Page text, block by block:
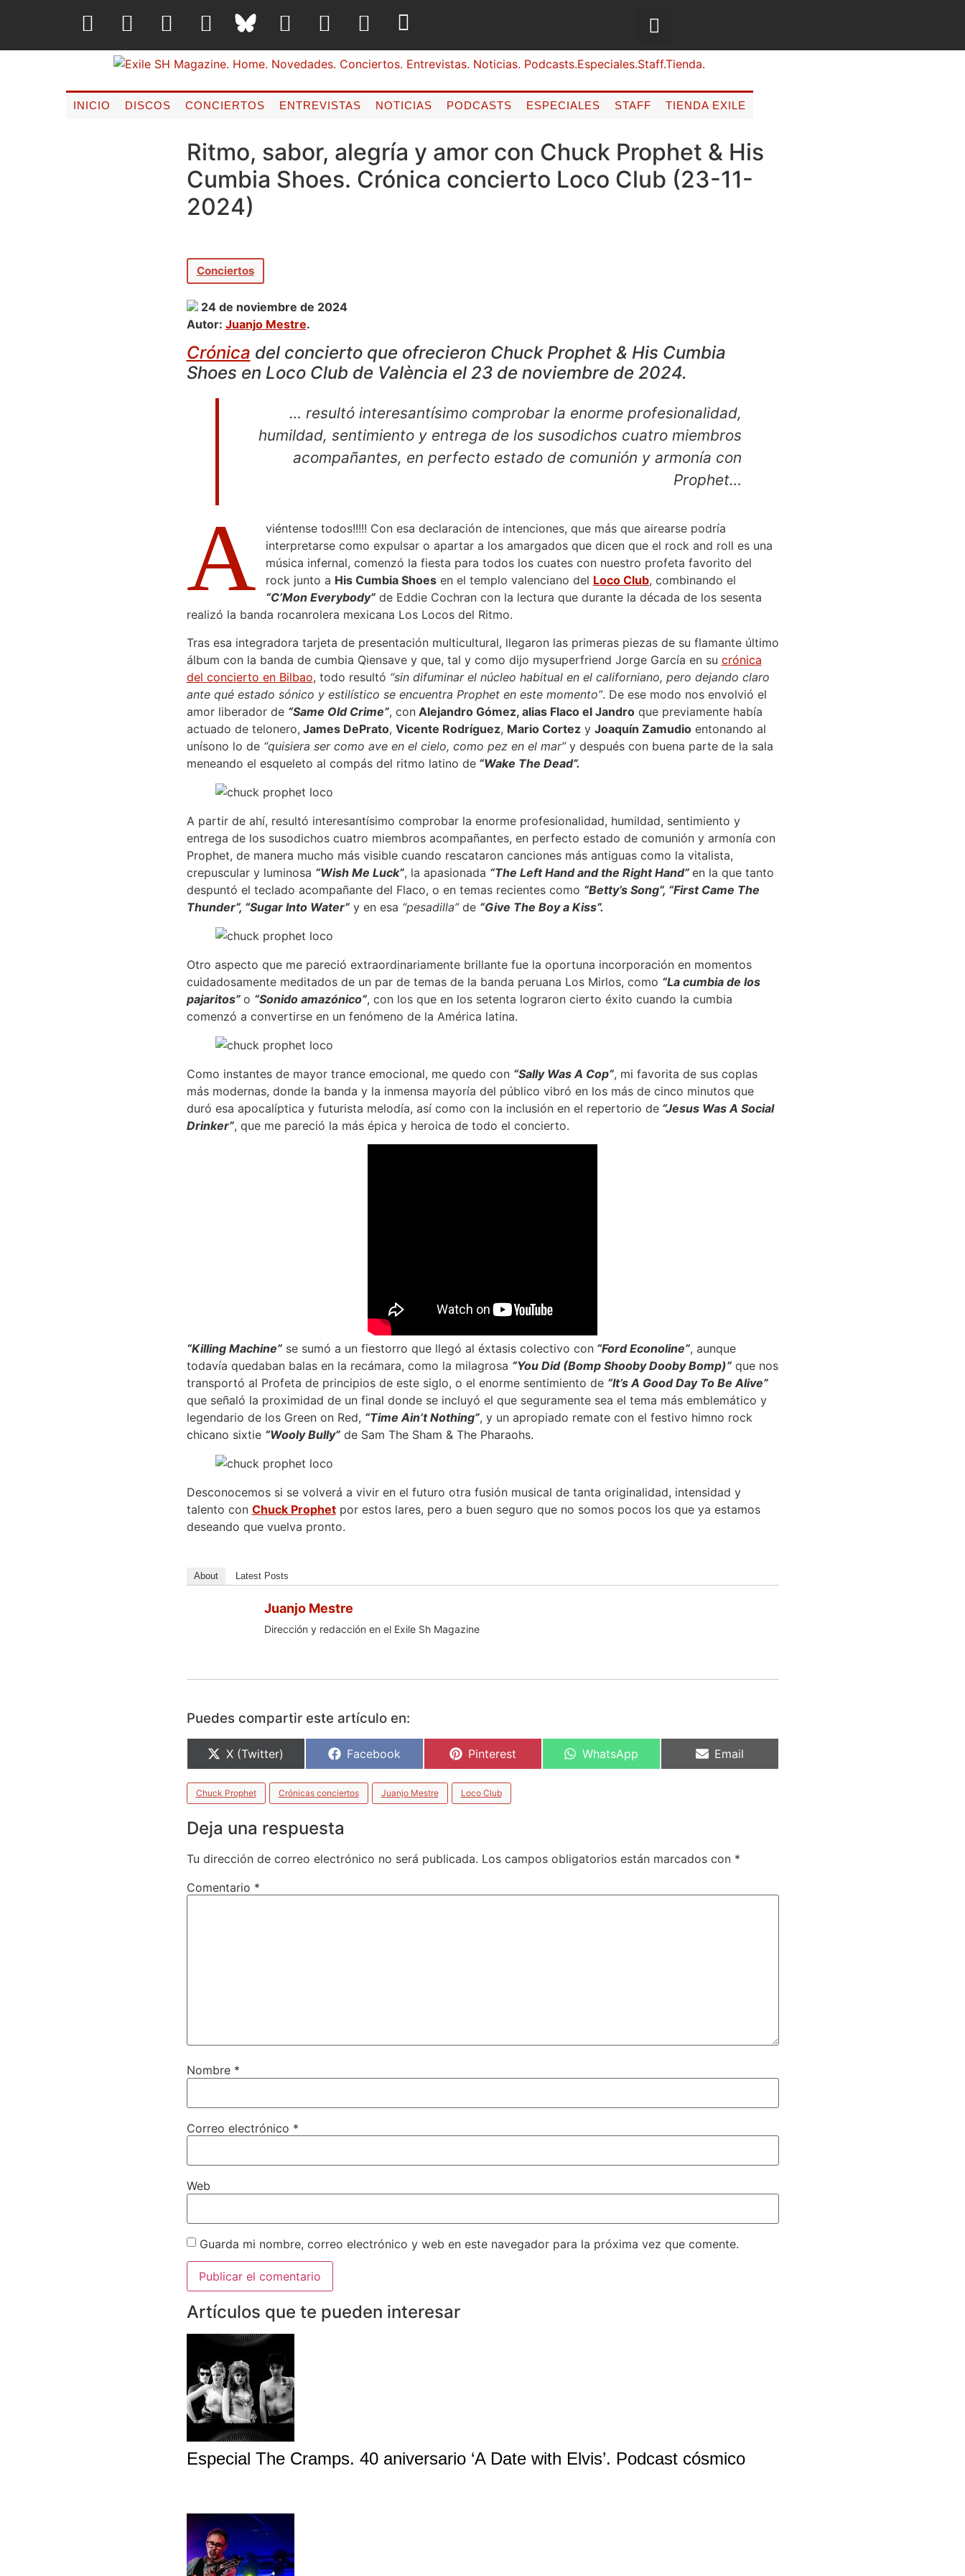
INICIO DISCOS CONCIERTOS ENTREVISTAS NOTICIAS PODCASTS ESPECIALES STAFF TIENDA EXILE
Ritmo, sabor, alegría y amor con Chuck Prophet & His
Cumbia Shoes. Crónica concierto Loco Club (23-11-
2024)
Conciertos
24 de noviembre de 2024
Autor: Juanjo Mestre.
Crónica del concierto que ofrecieron Chuck Prophet & His Cumbia
Shoes en Loco Club de València el 23 de noviembre de 2024.
… resultó interesantísimo comprobar la enorme profesionalidad,
humildad, sentimiento y entrega de los susodichos cuatro miembros
acompañantes, en perfecto estado de comunión y armonía con
Prophet…
A
viéntense todos!!!!! Con esa declaración de intenciones, que más que airearse podría
interpretarse como expulsar o apartar a los amargados que dicen que el rock and roll es una
música infernal, comenzó la fiesta para todos los cuates con nuestro profeta favorito del
rock junto a His Cumbia Shoesen el templo valenciano del Loco Club, combinando el
“C’Mon Everybody”de Eddie Cochran con la lectura que durante la década de los sesenta
realizó la banda rocanrolera mexicana Los Locos del Ritmo.
Tras esa integradora tarjeta de presentación multicultural, llegaron las primeras piezas de su flamante último
álbum con la banda de cumbia Qiensave y que, tal y como dijo mysuperfriend Jorge García en su crónica
del concierto en Bilbao, todo resultó “sin difuminar el núcleo habitual en el californiano, pero dejando claro
ante qué estado sónico y estilístico se encuentra Prophet en este momento”. De ese modo nos envolvió el
amor liberador de “Same Old Crime”, conAlejandro Gómez, alias Flaco el Jandroque previamente había
actuado de telonero, James DePrato, Vicente Rodríguez, Mario Cortezy Joaquín Zamudioentonando al
unísono lo de “quisiera ser como ave en el cielo, como pez en el mar” y después con buena parte de la sala
meneando el esqueleto al compás del ritmo latino de“Wake The Dead”.
A partir de ahí, resultó interesantísimo comprobar la enorme profesionalidad, humildad, sentimiento y
entrega de los susodichos cuatro miembros acompañantes, en perfecto estado de comunión y armonía con
Prophet, de manera mucho más visible cuando rescataron canciones más antiguas como la vitalista,
crepuscular y luminosa “Wish Me Luck”, la apasionada “The Left Hand and the Right Hand” en la que tanto
despuntó el teclado acompañante del Flaco, o en temas recientes como “Betty’s Song”, “First Came The
Thunder”, “Sugar Into Water”y en esa “pesadilla”de “Give The Boy a Kiss”.
Otro aspecto que me pareció extraordinariamente brillante fue la oportuna incorporación en momentos
cuidadosamente meditados de un par de temas de la banda peruana Los Mirlos, como “La cumbia de los
pajaritos” o “Sonido amazónico”, con los que en los setenta lograron cierto éxito cuando la cumbia
comenzó a convertirse en un fenómeno de la América latina.
Como instantes de mayor trance emocional, me quedo con “Sally Was A Cop”, mi favorita de sus coplas
más modernas, donde la banda y la inmensa mayoría del público vibró en los más de cinco minutos que
duró esa apocalíptica y futurista melodía, así como con la inclusión en el repertorio de“Jesus Was A Social
Drinker”, que me pareció la más épica y heroica de todo el concierto.
“Killing Machine”se sumó a un fiestorro que llegó al éxtasis colectivo con“Ford Econoline”, aunque
todavía quedaban balas en la recámara, como la milagrosa “You Did (Bomp Shooby Dooby Bomp)”que nos
transportó al Profeta de principios de este siglo, o el enorme sentimiento de “It’s A Good Day To Be Alive”
que señaló la proximidad de un final donde se incluyó el que seguramente sea el tema más emblemático y
legendario de los Green on Red, “Time Ain’t Nothing”, y un apropiado remate con el festivo himno rock
chicano sixtie “Wooly Bully”de Sam The Sham & The Pharaohs.
Desconocemos si se volverá a vivir en el futuro otra fusión musical de tanta originalidad, intensidad y
talento con Chuck Prophetpor estos lares, pero a buen seguro que no somos pocos los que ya estamos
deseando que vuelva pronto.
About Latest Posts
Juanjo Mestre
Dirección y redacción en el Exile Sh Magazine
Puedes compartir este artículo en:
X (Twitter) Facebook Pinterest WhatsApp Email
Chuck Prophet Crónicas conciertos Juanjo Mestre Loco Club
Deja una respuesta
Tu dirección de correo electrónico no será publicada. Los campos obligatorios están marcados con *
Comentario *
Nombre *
Correo electrónico *
Web
Guarda mi nombre, correo electrónico y web en este navegador para la próxima vez que comente.
Artículos que te pueden interesar
Especial The Cramps. 40 aniversario ‘A Date with Elvis’. Podcast cósmico